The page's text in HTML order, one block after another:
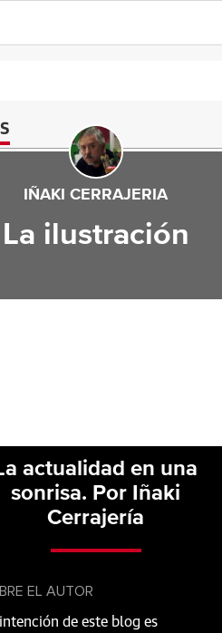
IÑAKI CERRAJERIA
La ilustración
actualidad en una
sonrisa. Por Iñaki
Cerrajería
EL AUTOR
de este blog es